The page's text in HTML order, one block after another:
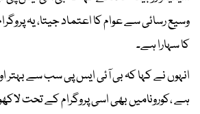
وسیع رسائی سے عوام کا اعتماد جیتا، یہ
کا سہارا ہے۔
انہوں نے کہا کہ بی آئی ایس پی سب سے بہتر
ہے ،کورونامیں بھی اسی پروگرام کے تحت